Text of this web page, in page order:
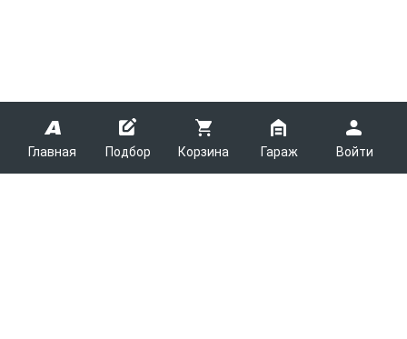
Главная Подбор Корзина Гараж Войти